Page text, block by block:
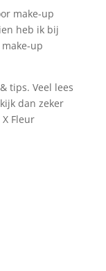
make-up
heb ik bij
up
tips. Veel lees
dan zeker
Fleur